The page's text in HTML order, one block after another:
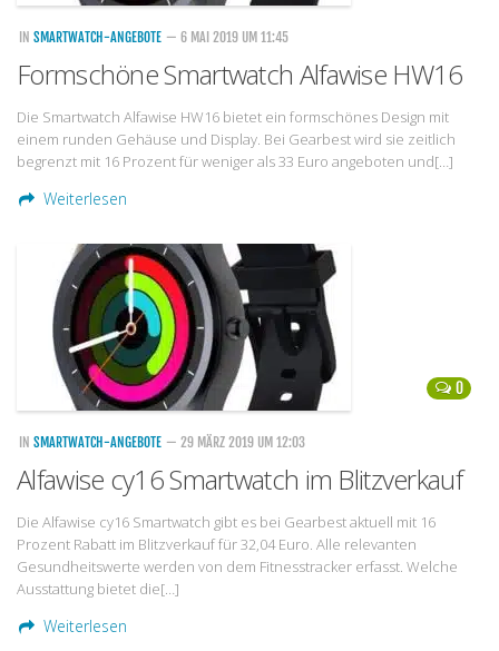
IN SMARTWATCH-ANGEBOTE — 6 MAI 2019 UM 11:45
Formschöne Smartwatch Alfawise HW16
Die Smartwatch Alfawise HW16 bietet ein formschönes Design mit
einem runden Gehäuse und Display. Bei Gearbest wird sie zeitlich
begrenzt mit 16 Prozent für weniger als 33 Euro angeboten und[…]
Weiterlesen
0
IN SMARTWATCH-ANGEBOTE — 29 MÄRZ 2019 UM 12:03
Alfawise cy16 Smartwatch im Blitzverkauf
Die Alfawise cy16 Smartwatch gibt es bei Gearbest aktuell mit 16
Prozent Rabatt im Blitzverkauf für 32,04 Euro. Alle relevanten
Gesundheitswerte werden von dem Fitnesstracker erfasst. Welche
Ausstattung bietet die[…]
Weiterlesen